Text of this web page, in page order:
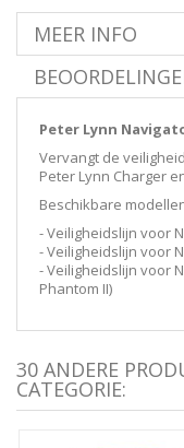
MEER INFO
Peter Lynn
Vervangt de
Peter Lynn Charger
Beschikbare
- Veiligheidslijn voor
- Veiligheidslijn voor
- Veiligheidslijn voor
Phantom II)
30 ANDERE
CATEGORIE: